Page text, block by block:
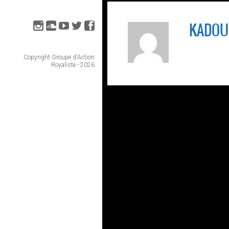
Copyright Groupe d'Action
Royaliste - 2026
KADOU